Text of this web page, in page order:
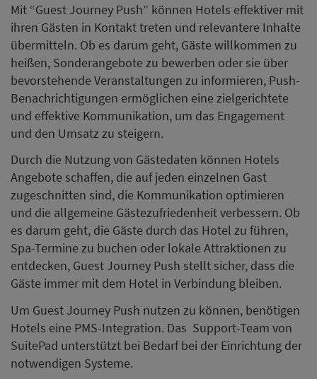
Mit “Guest Journey Push” können Hotels effektiver mit
ihren Gästen in Kontakt treten und relevantere Inhalte
übermitteln. Ob es darum geht, Gäste willkommen zu
heißen, Sonderangebote zu bewerben oder sie über
bevorstehende Veranstaltungen zu informieren, Push-
Benachrichtigungen ermöglichen eine zielgerichtete
und effektive Kommunikation, um das Engagement
und den Umsatz zu steigern.
Durch die Nutzung von Gästedaten können Hotels
Angebote schaffen, die auf jeden einzelnen Gast
zugeschnitten sind, die Kommunikation optimieren
und die allgemeine Gästezufriedenheit verbessern. Ob
es darum geht, die Gäste durch das Hotel zu führen,
Spa-Termine zu buchen oder lokale Attraktionen zu
entdecken, Guest Journey Push stellt sicher, dass die
Gäste immer mit dem Hotel in Verbindung bleiben.
Um Guest Journey Push nutzen zu können, benötigen
Hotels eine PMS-Integration. Das Support-Team von
SuitePad unterstützt bei Bedarf bei der Einrichtung der
notwendigen Systeme.